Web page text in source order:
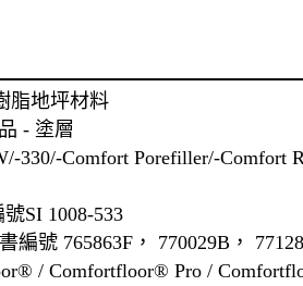
脂地坪材料
- 塗層
330/-Comfort Porefiller/-Comfort
SI 1008-533
號 765863F， 770029B，
/ Comfortfloor® Pro /